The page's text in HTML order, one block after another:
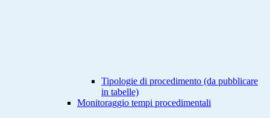
Tipologie di procedimento (da pubblicare
in tabelle)
Monitoraggio tempi procedimentali